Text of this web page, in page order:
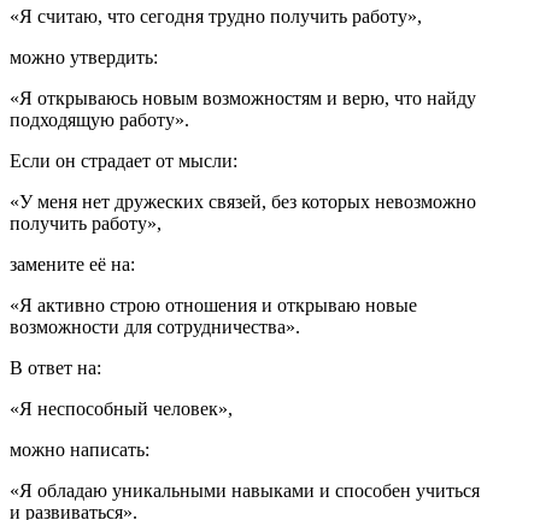
«Я считаю, что сегодня трудно получить работу»,
можно утвердить:
«Я открываюсь новым возможностям и верю, что найду
подходящую работу».
Если он страдает от мысли:
«У меня нет дружеских связей, без которых невозможно
получить работу»,
замените её на:
«Я активно строю отношения и открываю новые
возможности для сотрудничества».
В ответ на:
«Я неспособный человек»,
можно написать:
«Я обладаю уникальными навыками и способен учиться
и развиваться».